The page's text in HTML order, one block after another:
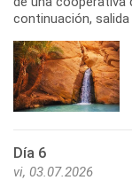
continuación,
Día 6
vi, 03.07.2026